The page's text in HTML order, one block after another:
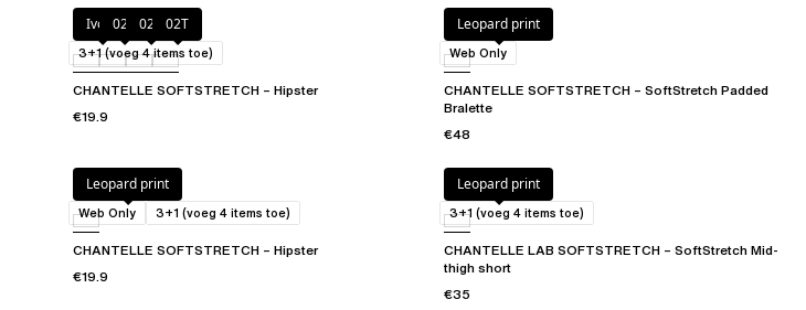
Ivoor020 02E 02T
CHANTELLE SOFTSTRETCH – Hipster
€19.9
3+1 (voeg 4 items toe)
Leopard print
CHANTELLE SOFTSTRETCH – SoftStretch Padded
Bralette
€48
Web Only
Leopard print
CHANTELLE SOFTSTRETCH – Hipster
€19.9
Web Only 3+1 (voeg 4 items toe)
Leopard print
CHANTELLE LAB SOFTSTRETCH – SoftStretch Mid-
thigh short
€35
3+1 (voeg 4 items toe)